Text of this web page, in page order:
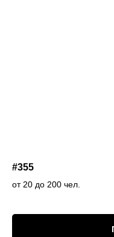
#355
от 20 до 200 чел.